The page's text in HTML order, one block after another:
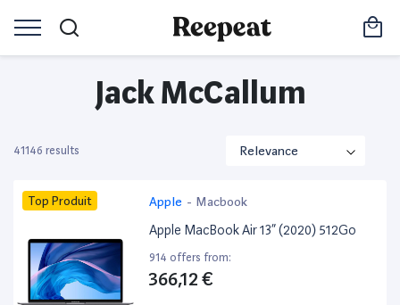
Jack McCallum
41146 results
Top Produit Apple - Macbook
Apple MacBook Air 13” (2020) 512Go
914 offers from:
366,12 €